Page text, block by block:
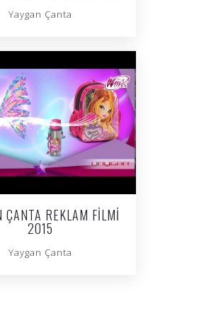
Yaygan Çanta
ÇANTA REKLAM FILMI
2015
Yaygan Çanta